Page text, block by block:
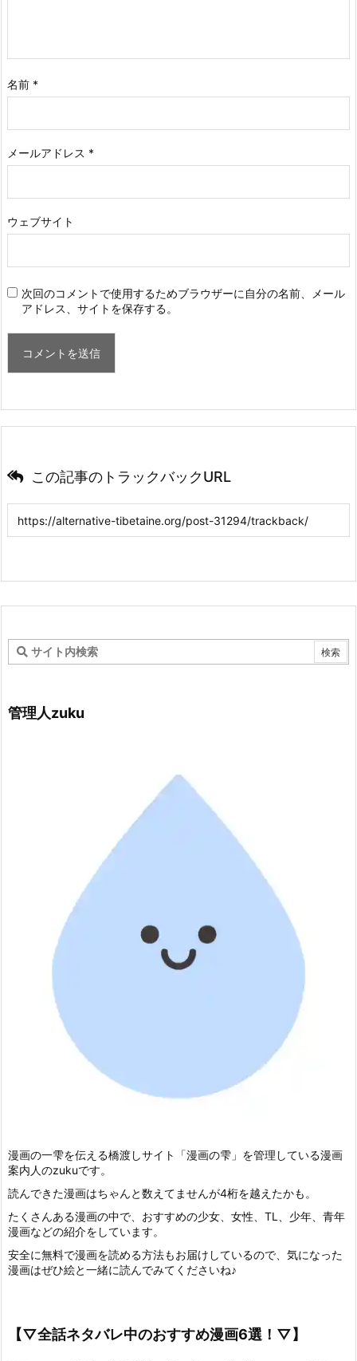
名前 *
メールアドレス *
ウェブサイト
次回のコメントで使用するためブラウザーに自分の名前、メール
アドレス、サイトを保存する。
この記事のトラックバックURL
管理人zuku
漫画の一雫を伝える橋渡しサイト「漫画の雫」を管理している漫画
案内人のzukuです。
読んできた漫画はちゃんと数えてませんが4桁を越えたかも。
たくさんある漫画の中で、おすすめの少女、女性、TL、少年、青年
漫画などの紹介をしています。
安全に無料で漫画を読める方法もお届けしているので、気になった
漫画はぜひ絵と一緒に読んでみてくださいね♪
【▽全話ネタバレ中のおすすめ漫画6選！▽】